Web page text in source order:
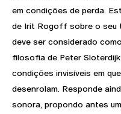
em condições de perda.
de Irit Rogoff sobre o seu
deve ser considerado
filosofia de Peter
condições invisíveis em
desenrolam. Responde
sonora, propondo antes